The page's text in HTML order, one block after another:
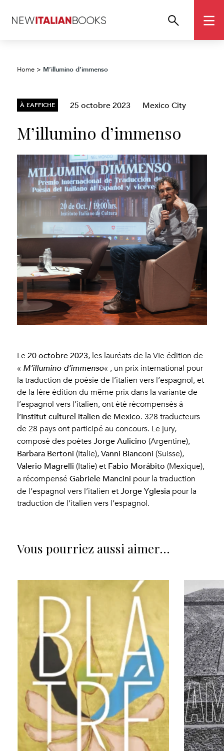
Home > M’illumino d’immenso
À L’AFFICHE 25 octobre 2023 Mexico City
M’illumino d’immenso
Le20 octobre 2023, les lauréats de la VIe édition de
« M’illumino d’immenso« , un prix international pour
la traduction de poésie de l’italien vers l’espagnol, et
de la Ière édition du même prix dans la variante de
l’espagnol vers l’italien, ont été récompensés à
l’Institut culturel italien de Mexico. 328 traducteurs
de 28 pays ont participé au concours. Le jury,
composé des poètesJorge Aulicino (Argentine),
Barbara Bertoni (Italie),Vanni Bianconi (Suisse),
Valerio Magrelli (Italie) et Fabio Morábito (Mexique),
a récompenséGabriele Mancini pour la traduction
de l’espagnol vers l’italien etJorge Yglesia pour la
traduction de l’italien vers l’espagnol.
Vous pourriez aussi aimer…